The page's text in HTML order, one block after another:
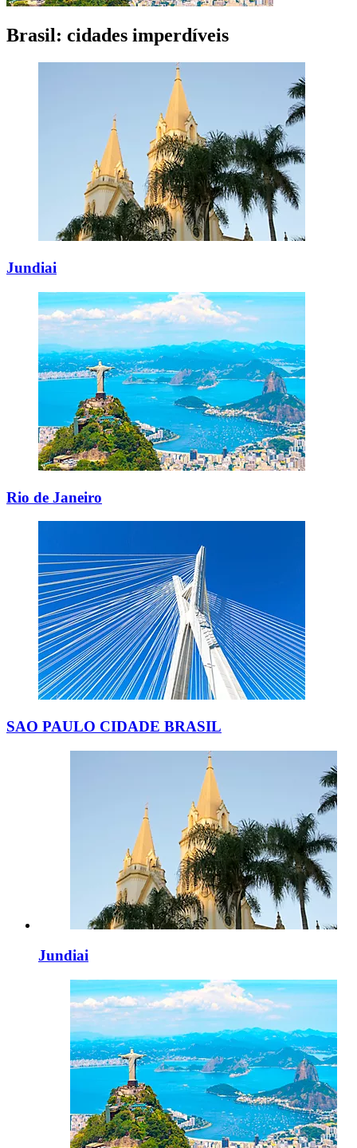
Brasil: cidades imperdíveis
Jundiai
Rio de Janeiro
SAO PAULO CIDADE BRASIL
Jundiai